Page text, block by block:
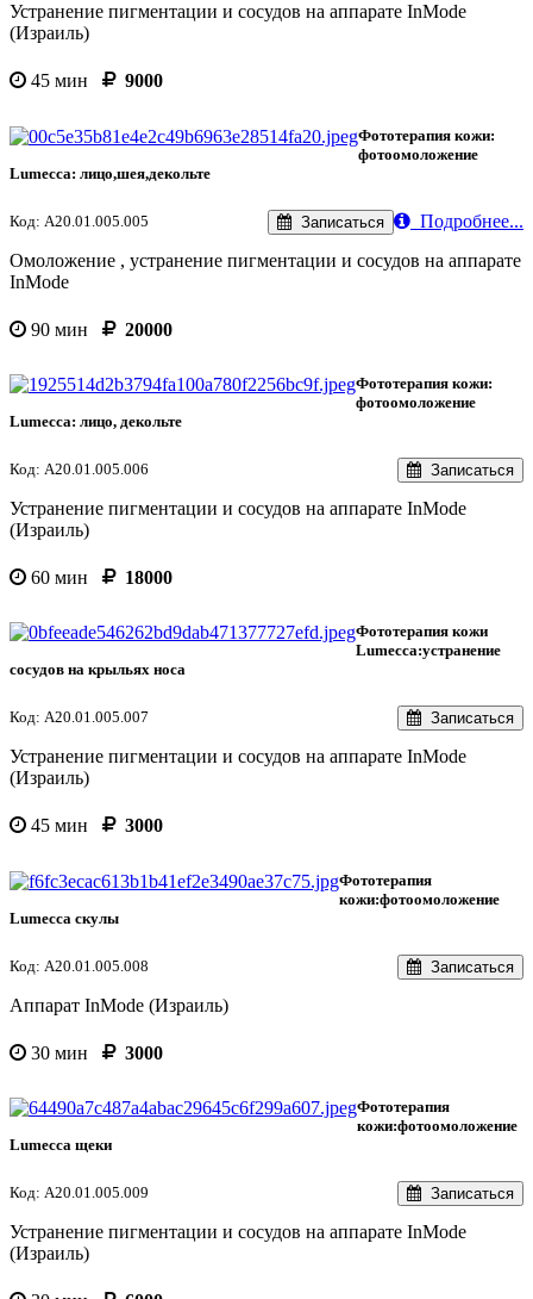
Устранение пигментации и сосудов на аппарате InMode
(Израиль)
45 мин 9000
Фототерапия кожи:
фотоомоложение
Lumecca: лицо,шея,декольте
Код: А20.01.005.005 Записаться
Подробнее...
Омоложение , устранение пигментации и сосудов на аппарате
InMode
90 мин 20000
Фототерапия кожи:
фотоомоложение
Lumecca: лицо, декольте
Код: А20.01.005.006 Записаться
Устранение пигментации и сосудов на аппарате InMode
(Израиль)
60 мин 18000
Фототерапия кожи
Lumecca:устранение
сосудов на крыльях носа
Код: А20.01.005.007 Записаться
Устранение пигментации и сосудов на аппарате InMode
(Израиль)
45 мин 3000
Фототерапия
кожи:фотоомоложение
Lumecca скулы
Код: А20.01.005.008 Записаться
Аппарат InMode (Израиль)
30 мин 3000
Фототерапия
кожи:фотоомоложение
Lumecca щеки
Код: А20.01.005.009 Записаться
Устранение пигментации и сосудов на аппарате InMode
(Израиль)